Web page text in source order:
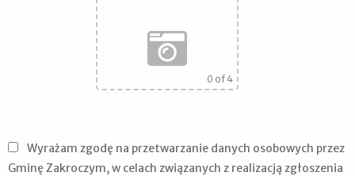
0 of 4
Wyrażam zgodę na przetwarzanie danych osobowych przez
Gminę Zakroczym, w celach związanych z realizacją zgłoszenia